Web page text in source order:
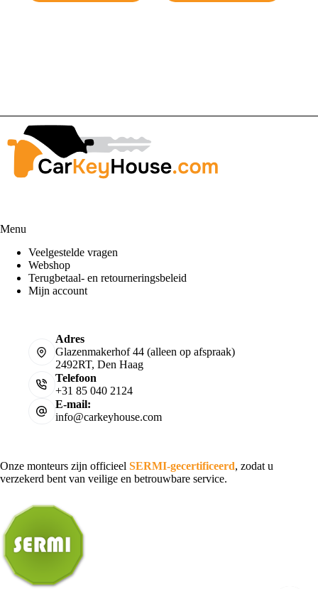
Menu
Veelgestelde vragen
Webshop
Terugbetaal- en retourneringsbeleid
Mijn account
Adres
Glazenmakerhof 44 (alleen op afspraak)
2492RT, Den Haag
Telefoon
+31 85 040 2124
E-mail:
info@carkeyhouse.com
Onze monteurs zijn officieel SERMI-gecertificeerd, zodat u
verzekerd bent van veilige en betrouwbare service.